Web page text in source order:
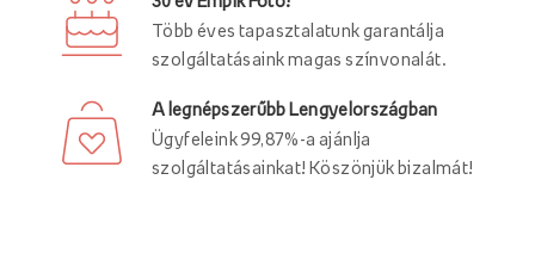
Több éves tapasztalatunk garantálja
szolgáltatásaink magas színvonalát.
A legnépszerűbb Lengyelországban
Ügyfeleink 99,87%-a ajánlja
szolgáltatásainkat! Köszönjük bizalmát!